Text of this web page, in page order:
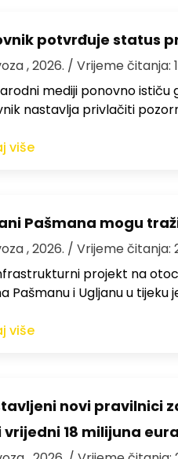
potvrđuje status
, 2026. / Vrijeme čitanja:
mediji ponovno
nastavlja privlačiti
više
Pašmana mogu
, 2026. / Vrijeme čitanja:
projekt na
Pašmanu i Ugljanu u tijeku
više
novi pravilnici
vrijedni 18 milijuna eura